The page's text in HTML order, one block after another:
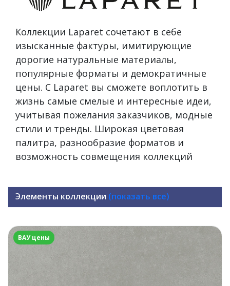
Коллекции Laparet сочетают в себе
изысканные фактуры, имитирующие
дорогие натуральные материалы,
популярные форматы и демократичные
цены. С Laparet вы сможете воплотить в
жизнь самые смелые и интересные идеи,
учитывая пожелания заказчиков, модные
стили и тренды. Широкая цветовая
палитра, разнообразие форматов и
возможность совмещения коллекций
Элементы коллекции (показать все)
ВАУ цены